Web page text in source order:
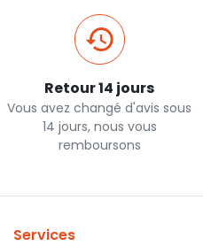
Retour 14 jours
Vous avez changé d'avis sous
14 jours, nous vous
remboursons
Services